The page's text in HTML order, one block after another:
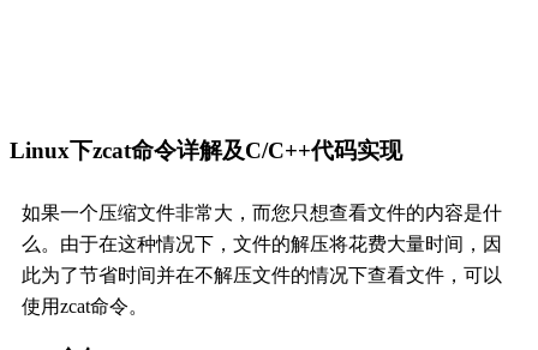
Linux下zcat命令详解及C/C++代码实现
如果一个压缩文件非常大，而您只想查看文件的内容是什
么。由于在这种情况下，文件的解压将花费大量时间，因
此为了节省时间并在不解压文件的情况下查看文件，可以
使用zcat命令。